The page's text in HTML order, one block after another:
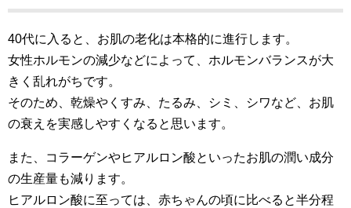
40代に入ると、お肌の老化は本格的に進行します。
女性ホルモンの減少などによって、ホルモンバランスが大
きく乱れがちです。
そのため、乾燥やくすみ、たるみ、シミ、シワなど、お肌
の衰えを実感しやすくなると思います。
また、コラーゲンやヒアルロン酸といったお肌の潤い成分
の生産量も減ります。
ヒアルロン酸に至っては、赤ちゃんの頃に比べると半分程